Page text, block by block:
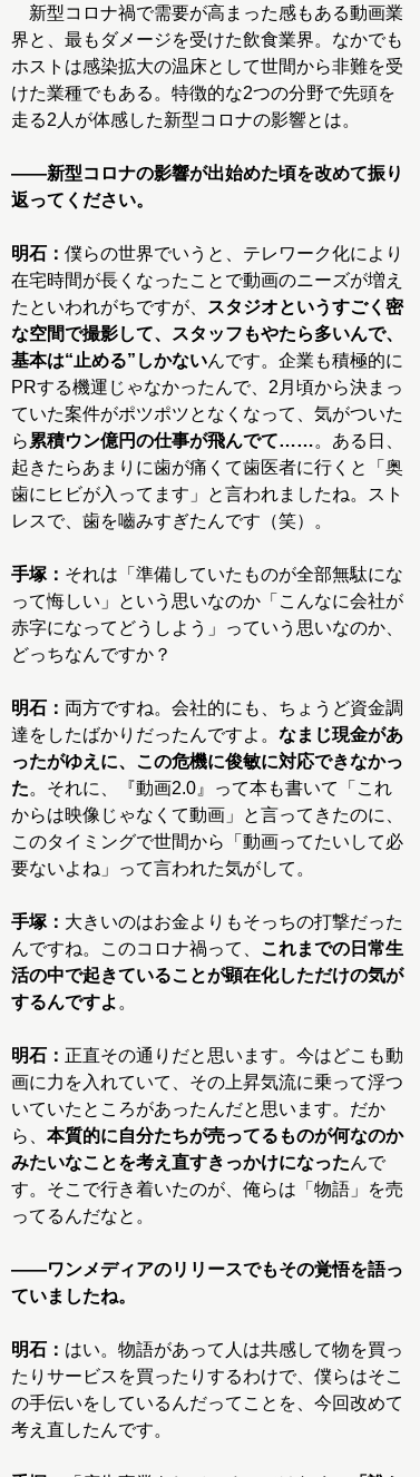
新型コロナ禍で需要が高まった感もある動画業
界と、最もダメージを受けた飲食業界。なかでも
ホストは感染拡大の温床として世間から非難を受
けた業種でもある。特徴的な2つの分野で先頭を
走る2人が体感した新型コロナの影響とは。
――新型コロナの影響が出始めた頃を改めて振り
返ってください。
明石： 僕らの世界でいうと、テレワーク化により
在宅時間が長くなったことで動画のニーズが増え
たといわれがちですが、
スタジオというすごく密
な空間で撮影して、スタッフもやたら多いんで、
基本は“止める”しかないんです。企業も積極的に
PRする機運じゃなかったんで、2月頃から決まっ
ていた案件がポツポツとなくなって、気がついた
ら 累積ウン億円の仕事が飛んでて……。ある日、
起きたらあまりに歯が痛くて歯医者に行くと「奥
歯にヒビが入ってます」と言われましたね。スト
レスで、歯を嚙みすぎたんです（笑）。
手塚： それは「準備していたものが全部無駄にな
って悔しい」という思いなのか「こんなに会社が
赤字になってどうしよう」っていう思いなのか、
どっちなんですか？
明石： 両方ですね。会社的にも、ちょうど資金調
達をしたばかりだったんですよ。 なまじ現金があ
ったがゆえに、この危機に俊敏に対応できなかっ
た。それに、『動画2.0』って本も書いて「これ
からは映像じゃなくて動画」と言ってきたのに、
このタイミングで世間から「動画ってたいして必
要ないよね」って言われた気がして。
手塚： 大きいのはお金よりもそっちの打撃だった
んですね。このコロナ禍って、 これまでの日常生
活の中で起きていることが顕在化しただけの気が
するんですよ 。
明石： 正直その通りだと思います。今はどこも動
画に力を入れていて、その上昇気流に乗って浮つ
いていたところがあったんだと思います。だか
ら、 本質的に自分たちが売ってるものが何なのか
みたいなことを考え直すきっかけになったんで
す。そこで行き着いたのが、俺らは「物語」を売
ってるんだなと。
――ワンメディアのリリースでもその覚悟を語っ
ていましたね。
明石： はい。物語があって人は共感して物を買っ
たりサービスを買ったりするわけで、僕らはそこ
の手伝いをしているんだってことを、今回改めて
考え直したんです。